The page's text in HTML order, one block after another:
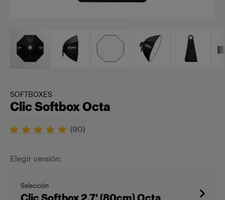
SOFTBOXES
Clic Softbox Octa
(90)
Elegir versión:
Selección